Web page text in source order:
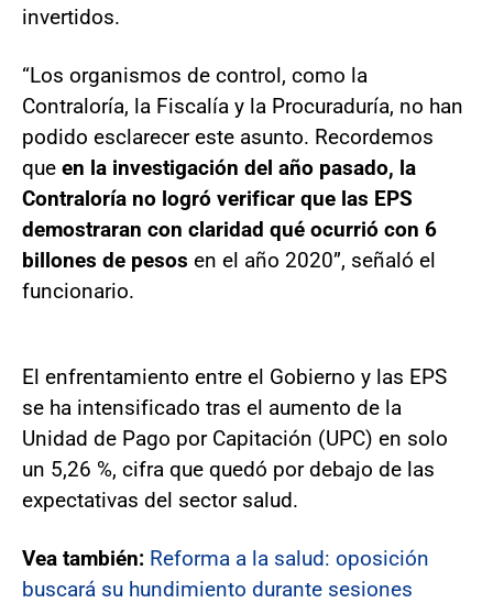
invertidos.
“Los organismos de control, como la
Contraloría, la Fiscalía y la Procuraduría, no han
podido esclarecer este asunto. Recordemos
que en la investigación del año pasado, la
Contraloría no logró verificar que las EPS
demostraran con claridad qué ocurrió con 6
billones de pesos en el año 2020”, señaló el
funcionario.
El enfrentamiento entre el Gobierno y las EPS
se ha intensificado tras el aumento de la
Unidad de Pago por Capitación (UPC) en solo
un 5,26 %, cifra que quedó por debajo de las
expectativas del sector salud.
Vea también: Reforma a la salud: oposición
buscará su hundimiento durante sesiones